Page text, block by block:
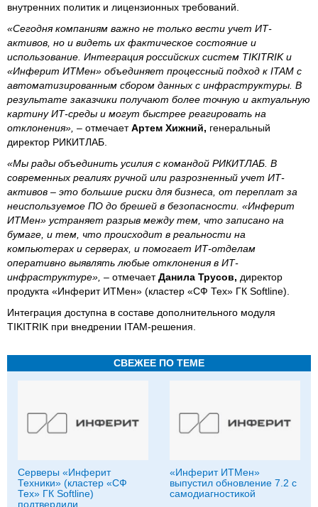
внутренних политик и лицензионных требований.
«Сегодня компаниям важно не только вести учет ИТ-
активов, но и видеть их фактическое состояние и
использование. Интеграция российских систем TIKITRIK и
«Инферит ИТМен» объединяет процессный подход к ITAM с
автоматизированным сбором данных с инфраструктуры. В
результате заказчики получают более точную и актуальную
картину ИТ-среды и могут быстрее реагировать на
отклонения», – отмечаетАртем Хижний, генеральный
директор РИКИТЛАБ.
«Мы рады объединить усилия с командой РИКИТЛАБ. В
современных реалиях ручной или разрозненный учет ИТ-
активов – это большие риски для бизнеса, от переплат за
неиспользуемое ПО до брешей в безопасности. «Инферит
ИТМен» устраняет разрыв между тем, что записано на
бумаге, и тем, что происходит в реальности на
компьютерах и серверах, и помогает ИТ-отделам
оперативно выявлять любые отклонения в ИТ-
инфраструктуре», – отмечаетДанила Трусов, директор
продукта «Инферит ИТМен» (кластер «СФ Тех» ГК Softline).
Интеграция доступна в составе дополнительного модуля
TIKITRIK при внедрении ITAM-решения.
СВЕЖЕЕ ПО ТЕМЕ
Серверы «Инферит
Техники» (кластер «СФ
Тех» ГК Softline)
подтвердили
«Инферит ИТМен»
выпустил обновление 7.2 с
самодиагностикой